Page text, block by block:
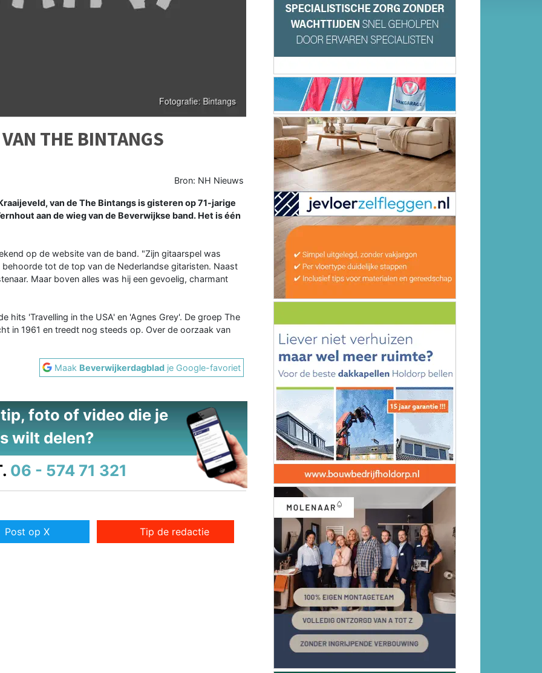
THE BINTANGS
Bron: NH Nieuws
van de The Bintangs is gisteren op 71-jarige
aan de wieg van de Beverwijkse band. Het is één
op de website van de band. "Zijn gitaarspel was
tot de top van de Nederlandse gitaristen. Naast
Maar boven alles was hij een gevoelig, charmant
hits 'Travelling in the USA' en 'Agnes Grey'. De groep The
in 1961 en treedt nog steeds op. Over de oorzaak van
Maak Beverwijkerdagblad je Google-favoriet
foto of video die je
wilt delen?
06 - 574 71 321
Post op X Tip de redactie